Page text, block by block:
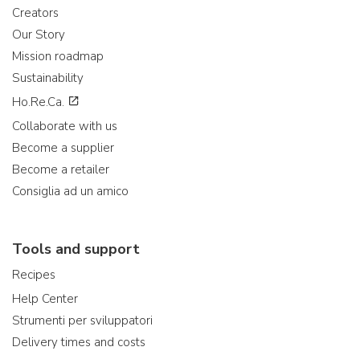
Creators
Our Story
Mission roadmap
Sustainability
Ho.Re.Ca.
Collaborate with us
Become a supplier
Become a retailer
Consiglia ad un amico
Tools and support
Recipes
Help Center
Strumenti per sviluppatori
Delivery times and costs